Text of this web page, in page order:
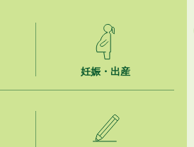
知らせ）
妊娠・出産